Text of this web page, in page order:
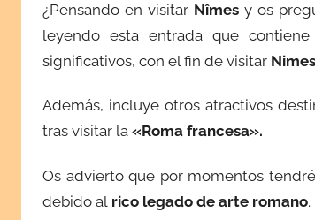
i
c
a
a
e
a
g
¿Pensando en visitar Nîmesy os
leyendo esta entrada que
significativos, con el fin de visitar
Además, incluye otros atractivos
tras visitar la «Roma francesa».
Os advierto que por momentos
debido al rico legado de arte romano.